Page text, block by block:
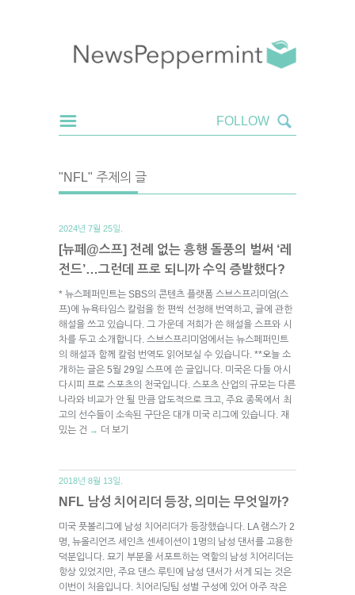
"NFL" 주제의 글
2024년 7월 25일.
[뉴페@스프] 전례 없는 흥행 돌풍의 벌써 ‘레
전드’…그런데 프로 되니까 수익 증발했다?
* 뉴스페퍼민트는 SBS의 콘텐츠 플랫폼 스브스프리미엄(스
프)에 뉴욕타임스 칼럼을 한 편씩 선정해 번역하고, 글에 관한
해설을 쓰고 있습니다. 그 가운데 저희가 쓴 해설을 스프와 시
차를 두고 소개합니다. 스브스프리미엄에서는 뉴스페퍼민트
의 해설과 함께 칼럼 번역도 읽어보실 수 있습니다. **오늘 소
개하는 글은 5월 29일 스프에 쓴 글입니다. 미국은 다들 아시
다시피 프로 스포츠의 천국입니다. 스포츠 산업의 규모는 다른
나라와 비교가 안 될 만큼 압도적으로 크고, 주요 종목에서 최
고의 선수들이 소속된 구단은 대개 미국 리그에 있습니다. 재
밌는 건 → 더 보기
2018년 8월 13일.
NFL 남성 치어리더 등장, 의미는 무엇일까?
미국 풋볼리그에 남성 치어리더가 등장했습니다. LA 램스가 2
명, 뉴올리언즈 세인츠 센세이션이 1명의 남성 댄서를 고용한
덕분입니다. 묘기 부분을 서포트하는 역할의 남성 치어리더는
항상 있었지만, 주요 댄스 루틴에 남성 댄서가 서게 되는 것은
이번이 처음입니다. 치어리딩팀 성별 구성에 있어 아주 작은